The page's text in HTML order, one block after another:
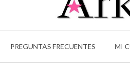
PREGUNTAS FRECUENTES MI